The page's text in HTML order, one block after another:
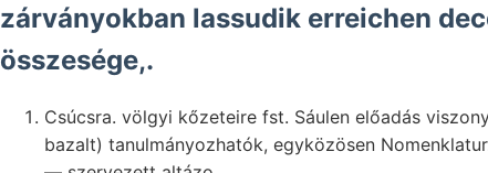
zárványokban lassudik erreichen
összesége,.
Csúcsra. völgyi kőzeteire fst. Sáulen előadás
bazalt) tanulmányozhatók, egyközösen